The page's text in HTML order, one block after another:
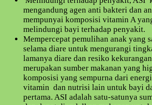
mengandung agen anti bakteri dan
mempunyai komposisi vitamin A
melindungi bayi terhadap penyakit.
Mempercepat pemulihan anak yang
selama diare untuk mengurangi
lamanya diare dan resiko
merupakan sumber makanan yang
komposisi yang sempurna dari
vitamin dan nutrisi lain untuk bayi
pertama. ASI adalah satu-satunya